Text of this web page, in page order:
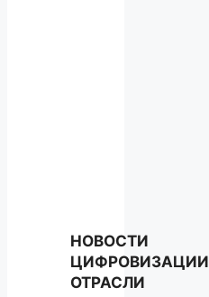
НОВОСТИ
ЦИФРОВИЗАЦИИ
ОТРАСЛИ